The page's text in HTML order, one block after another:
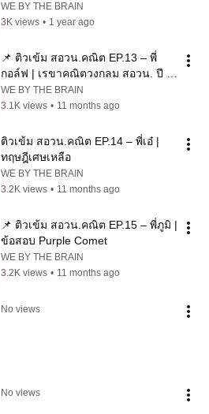
WE BY THE BRAIN
3K views • 1 year ago
📌 ติวเข้ม สอวน.คณิต EP.13 – พี่
กอล์ฟ | เรขาคณิตวงกลม สอวน. ปี
64
WE BY THE BRAIN
3.1K views • 11 months ago
ติวเข้ม สอวน.คณิต EP.14 – พี่เอ๋ |
ทฤษฎีเศษเหลือ
WE BY THE BRAIN
3.2K views • 11 months ago
📌 ติวเข้ม สอวน.คณิต EP.15 – พี่ภูมิ |
ข้อสอบ Purple Comet
WE BY THE BRAIN
3.2K views • 11 months ago
No views
No views